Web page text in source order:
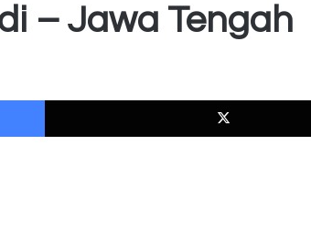
– Jawa Tengah
Facebook